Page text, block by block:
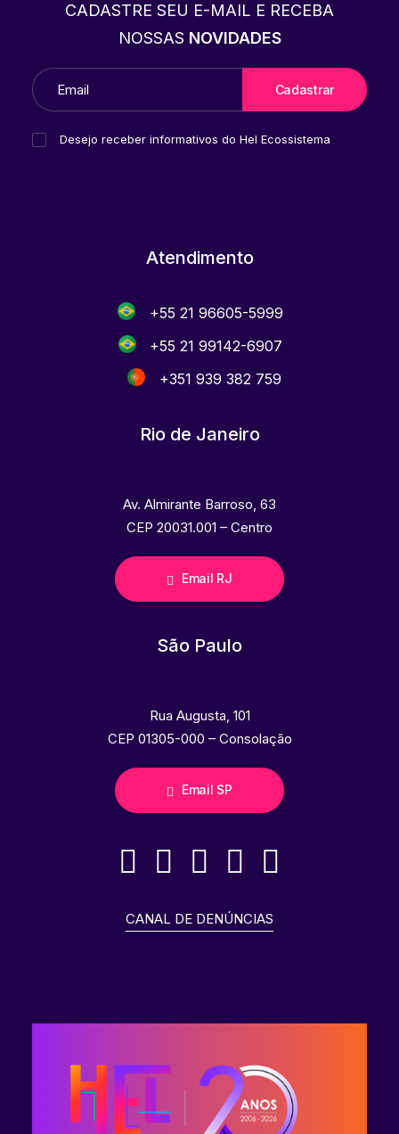
CADASTRE SEU E-MAIL E RECEBA
NOSSAS NOVIDADES
Desejo receber informativos do Hel Ecossistema
Atendimento
+55 21 96605-5999
+55 21 99142-6907
+351 939 382 759
Rio de Janeiro
Av. Almirante Barroso, 63
CEP 20031.001 – Centro
Email RJ
São Paulo
Rua Augusta, 101
CEP 01305-000 – Consolação
Email SP
CANAL DE DENÚNCIAS